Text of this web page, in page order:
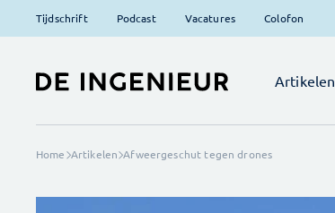
Tijdschrift Podcast Vacatures Colofon
Artikelen
Home Artikelen Afweergeschut tegen drones